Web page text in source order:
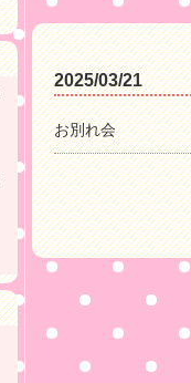
2025/03/21
お別れ会